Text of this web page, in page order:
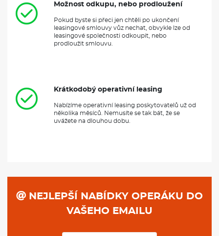
Možnost odkupu, nebo prodloužení
Pokud byste si přeci jen chtěli po ukončení
leasingové smlouvy vůz nechat, obvykle lze od
leasingové společnosti odkoupit, nebo
prodloužit smlouvu.
Krátkodobý operativní leasing
Nabízíme operativní leasing poskytovatelů už od
několika měsíců. Nemusíte se tak bát, že se
uvážete na dlouhou dobu.
NEJLEPŠÍ NABÍDKY OPERÁKU DO
VAŠEHO EMAILU